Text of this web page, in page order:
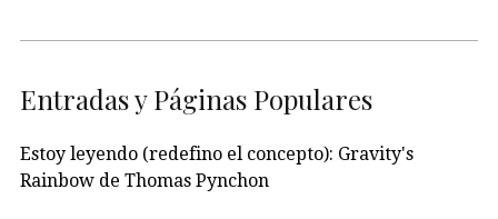
Entradas y Páginas Populares
Estoy leyendo (redefino el concepto): Gravity's
Rainbow de Thomas Pynchon